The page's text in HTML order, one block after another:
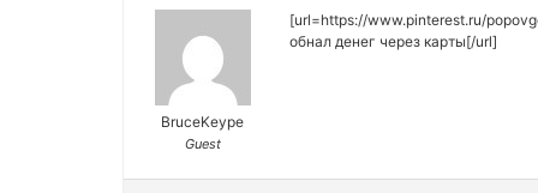
BruceKeype
Guest
[url=https://www.pinterest.ru/
обнал денег через карты[/url]